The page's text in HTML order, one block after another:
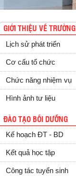
GIỚI THIỆU VỀ TRƯỜNG
Lịch sử phát triển
Cơ cấu tổ chức
Chức năng nhiệm vụ
Hình ảnh tư liệu
ĐÀO TẠO BỒI DƯỠNG
Kế hoạch ĐT - BD
Kết quả học tập
Công tác tuyển sinh